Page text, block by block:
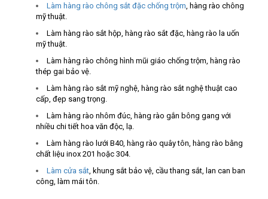
Làm hàng rào chông sắt đặc chống trộm , hàng rào chông
mỹ thuật.
Làm hàng rào sắt hộp, hàng rào sắt đặc, hàng rào la uốn
mỹ thuật.
Làm hàng rào chông hình mũi giáo chống trộm, hàng rào
thép gai bảo vệ.
Làm hàng rào sắt mỹ nghệ, hàng rào sắt nghệ thuật cao
cấp, đẹp sang trọng.
Làm hàng rào nhôm đúc, hàng rào gắn bông gang với
nhiều chi tiết hoa văn độc, lạ.
Làm hàng rào lưới B40, hàng rào quây tôn, hàng rào bằng
chất liệu inox 201 hoặc 304.
Làm cửa sắt , khung sắt bảo vệ, cầu thang sắt, lan can ban
công, làm mái tôn.